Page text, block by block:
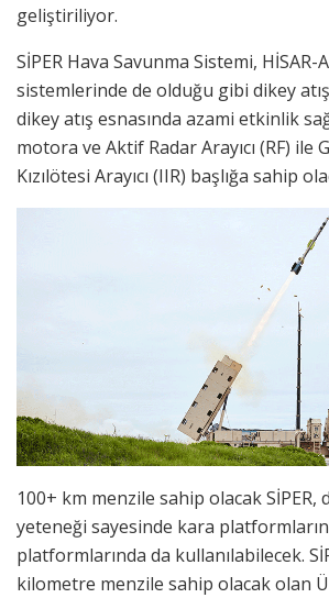
geliştiriliyor.
SİPER Hava Savunma Sistemi, HİSAR-
sistemlerinde de olduğu gibi dikey
dikey atış esnasında azami etkinlik
motora ve Aktif Radar Arayıcı (RF) ile
Kızılötesi Arayıcı (IIR) başlığa sahip
100+ km menzile sahip olacak SİPER,
yeteneği sayesinde kara
platformlarında da kullanılabilecek.
kilometre menzile sahip olacak olan